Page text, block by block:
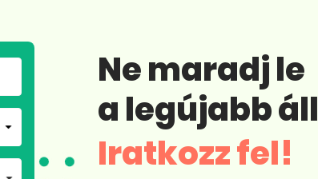
Ne maradj le
a legújabb
Iratkozz fel!